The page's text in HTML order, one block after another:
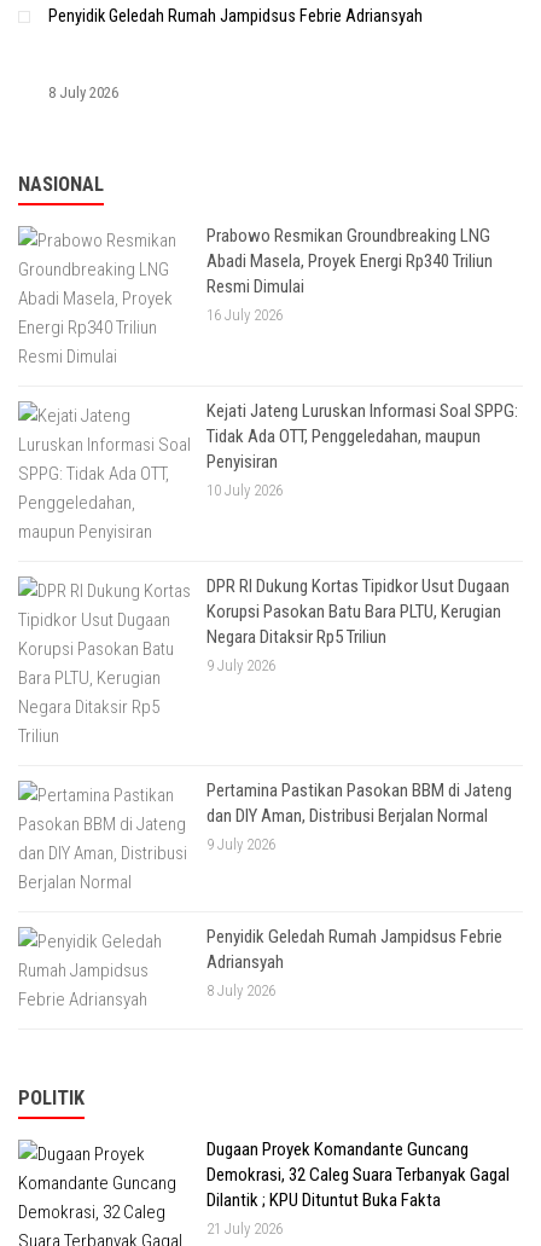
Penyidik Geledah Rumah Jampidsus Febrie Adriansyah
8 July 2026
NASIONAL
Prabowo Resmikan Groundbreaking LNG
Abadi Masela, Proyek Energi Rp340 Triliun
Resmi Dimulai
16 July 2026
Kejati Jateng Luruskan Informasi Soal SPPG:
Tidak Ada OTT, Penggeledahan, maupun
Penyisiran
10 July 2026
DPR RI Dukung Kortas Tipidkor Usut Dugaan
Korupsi Pasokan Batu Bara PLTU, Kerugian
Negara Ditaksir Rp5 Triliun
9 July 2026
Pertamina Pastikan Pasokan BBM di Jateng
dan DIY Aman, Distribusi Berjalan Normal
9 July 2026
Penyidik Geledah Rumah Jampidsus Febrie
Adriansyah
8 July 2026
POLITIK
Dugaan Proyek Komandante Guncang
Demokrasi, 32 Caleg Suara Terbanyak Gagal
Dilantik ; KPU Dituntut Buka Fakta
21 July 2026